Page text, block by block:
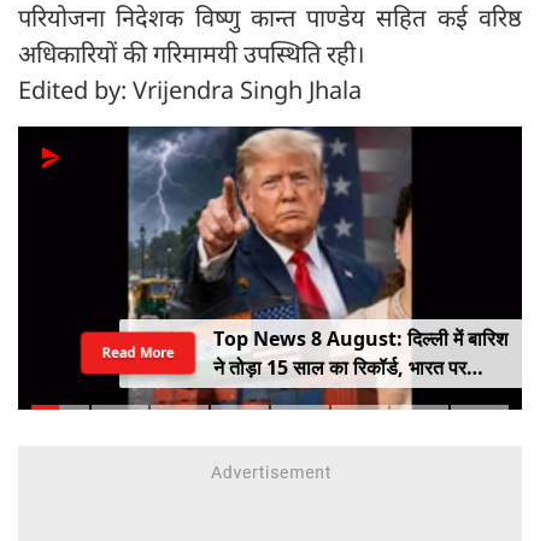
परियोजना निदेशक विष्णु कान्त पाण्डेय सहित कई वरिष्ठ
अधिकारियों की गरिमामयी उपस्थिति रही।
Edited by: Vrijendra Singh Jhala
Top News 8 August: दिल्ली में बारिश
ने तोड़ा 15 साल का रिकॉर्ड, भारत पर
100% टैरिफ का खतरा; Gen Z पर कंगना
Read More